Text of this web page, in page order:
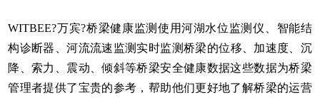
WITBEE?万宾?桥梁健康监测使用河湖水位监测仪
智能结
构诊断器
、河流流速监测实时监测桥梁的位移、加速度、沉
降、索力、震动、倾斜等桥梁安全健康数据这些数据为桥梁
管理者提供了宝贵的参考，帮助他们更好地了解桥梁的运营